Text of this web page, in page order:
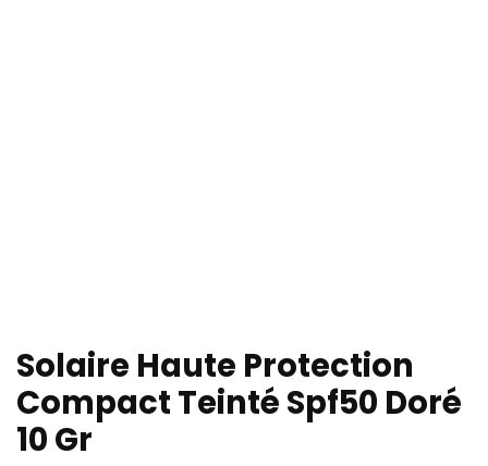
Solaire Haute Protection
Compact Teinté Spf50 Doré
10 Gr